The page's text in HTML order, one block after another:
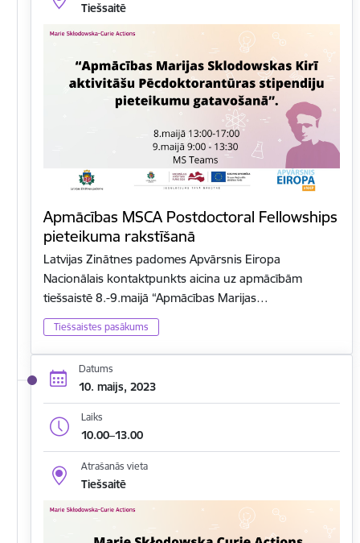
Tiešsaitē
Apmācības MSCA Postdoctoral Fellowships
pieteikuma rakstīšanā
Latvijas Zinātnes padomes Apvārsnis Eiropa
Nacionālais kontaktpunkts aicina uz apmācībām
tiešsaistē 8.-9.maijā “Apmācības Marijas…
Tiešsaistes pasākums
Datums
10. maijs, 2023
Laiks
10.00–13.00
Atrašanās vieta
Tiešsaitē